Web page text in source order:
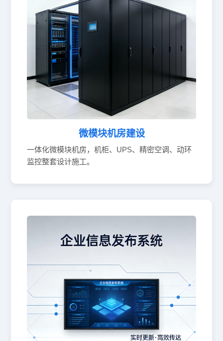
微模块机房建设
一体化微模块机房，机柜、UPS、精密空调、动环
监控整套设计施工。